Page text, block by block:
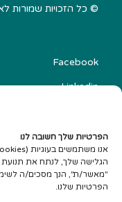
הפרטיות שלך חשובה לנו
הגלישה שלך, לנתח את תנועת
"מאשר/ת", הנך מסכים/ה לשימוש
הפרטיות שלנו.
© כל הזכויות שמורות
Facebook
Linkedin
עיצוב אתרים Best-SEO